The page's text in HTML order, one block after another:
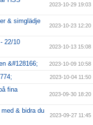
2023-10-29 19:03
& simglädje
2023-10-23 12:20
22/10
2023-10-13 15:08
&#128166; 2023-10-09 10:58
2023-10-04 11:50
fina
2023-09-30 18:20
& bidra du
2023-09-27 11:45